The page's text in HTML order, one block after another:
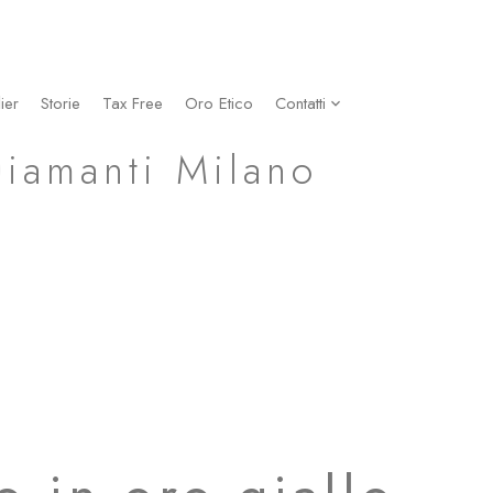
Storie Tax Free Oro Etico Contatti
Milano